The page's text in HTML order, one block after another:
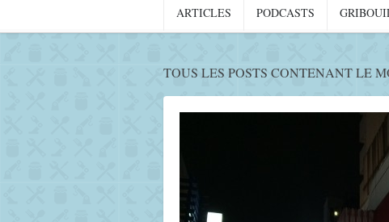
ARTICLES PODCASTS
TOUS LES POSTS CONTENANT LE